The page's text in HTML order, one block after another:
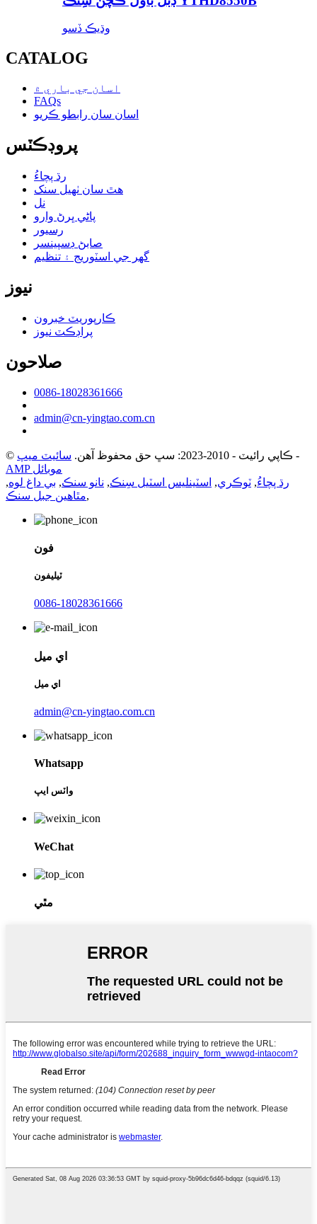
وڌيڪ ڏسو
CATALOG
اسان جي باري ۾
FAQs
اسان سان رابطو ڪريو
پروڊڪٽس
رڌ پچاءُ
هٿ سان ٺهيل سنک
نل
پاڻي ڀرڻ وارو
رسيور
صابڻ ڊسپينسر
گھر جي اسٽوريج ۽ تنظيم
نيوز
ڪارپوريٽ خبرون
پراڊڪٽ نيوز
صلاحون
0086-18028361666
admin@cn-yingtao.com.cn
© ڪاپي رائيٽ - 2010-2023: سڀ حق محفوظ آهن. سائيٽ ميپ
-
AMP موبائل
رڌ پچاءُ, ٽوڪري, اسٽينلیس اسٽيل سِنڪ, نانو سنڪ, بي داغ لوه,
مٿاهين جبل سنڪ,
فون
ٽيليفون
0086-18028361666
اي ميل
اي ميل
admin@cn-yingtao.com.cn
Whatsapp
واٽس ايپ
WeChat
مٿي